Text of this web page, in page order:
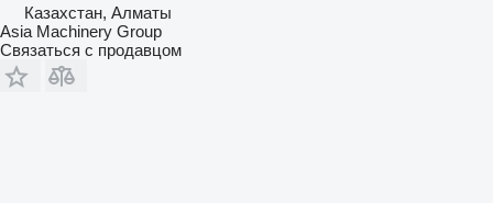
Казахстан, Алматы
Asia Machinery Group
Связаться с продавцом